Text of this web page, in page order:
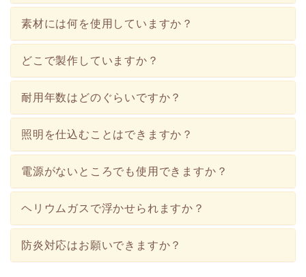
素材には何を使用していますか？
どこで製作していますか？
耐用年数はどのぐらいですか？
照明を仕込むことはできますか？
電源がないところでも使用できますか？
ヘリウムガスで浮かせられますか？
防炎対応はお願いできますか？